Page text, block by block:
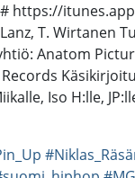
https://
T. Wirtanen
Anatom
Iso H:lle,